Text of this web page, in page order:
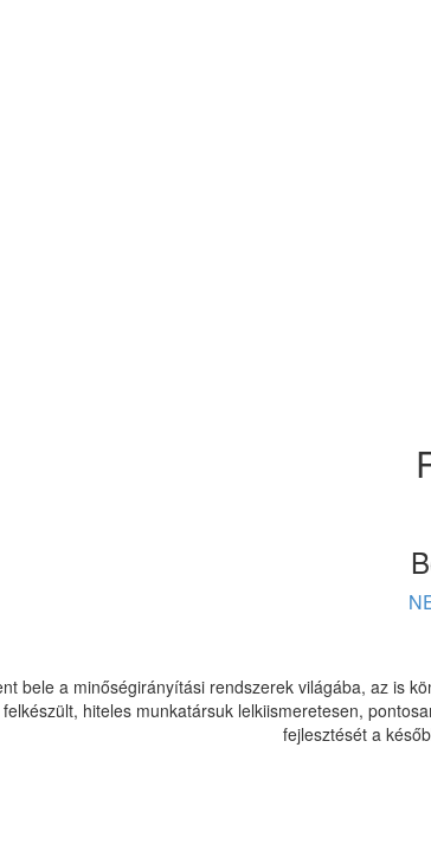
világossá vált, hogy
bele a minőségirányítási rendszerek világába, az is
hiteles munkatársuk lelkiismeretesen,
fejlesztését a